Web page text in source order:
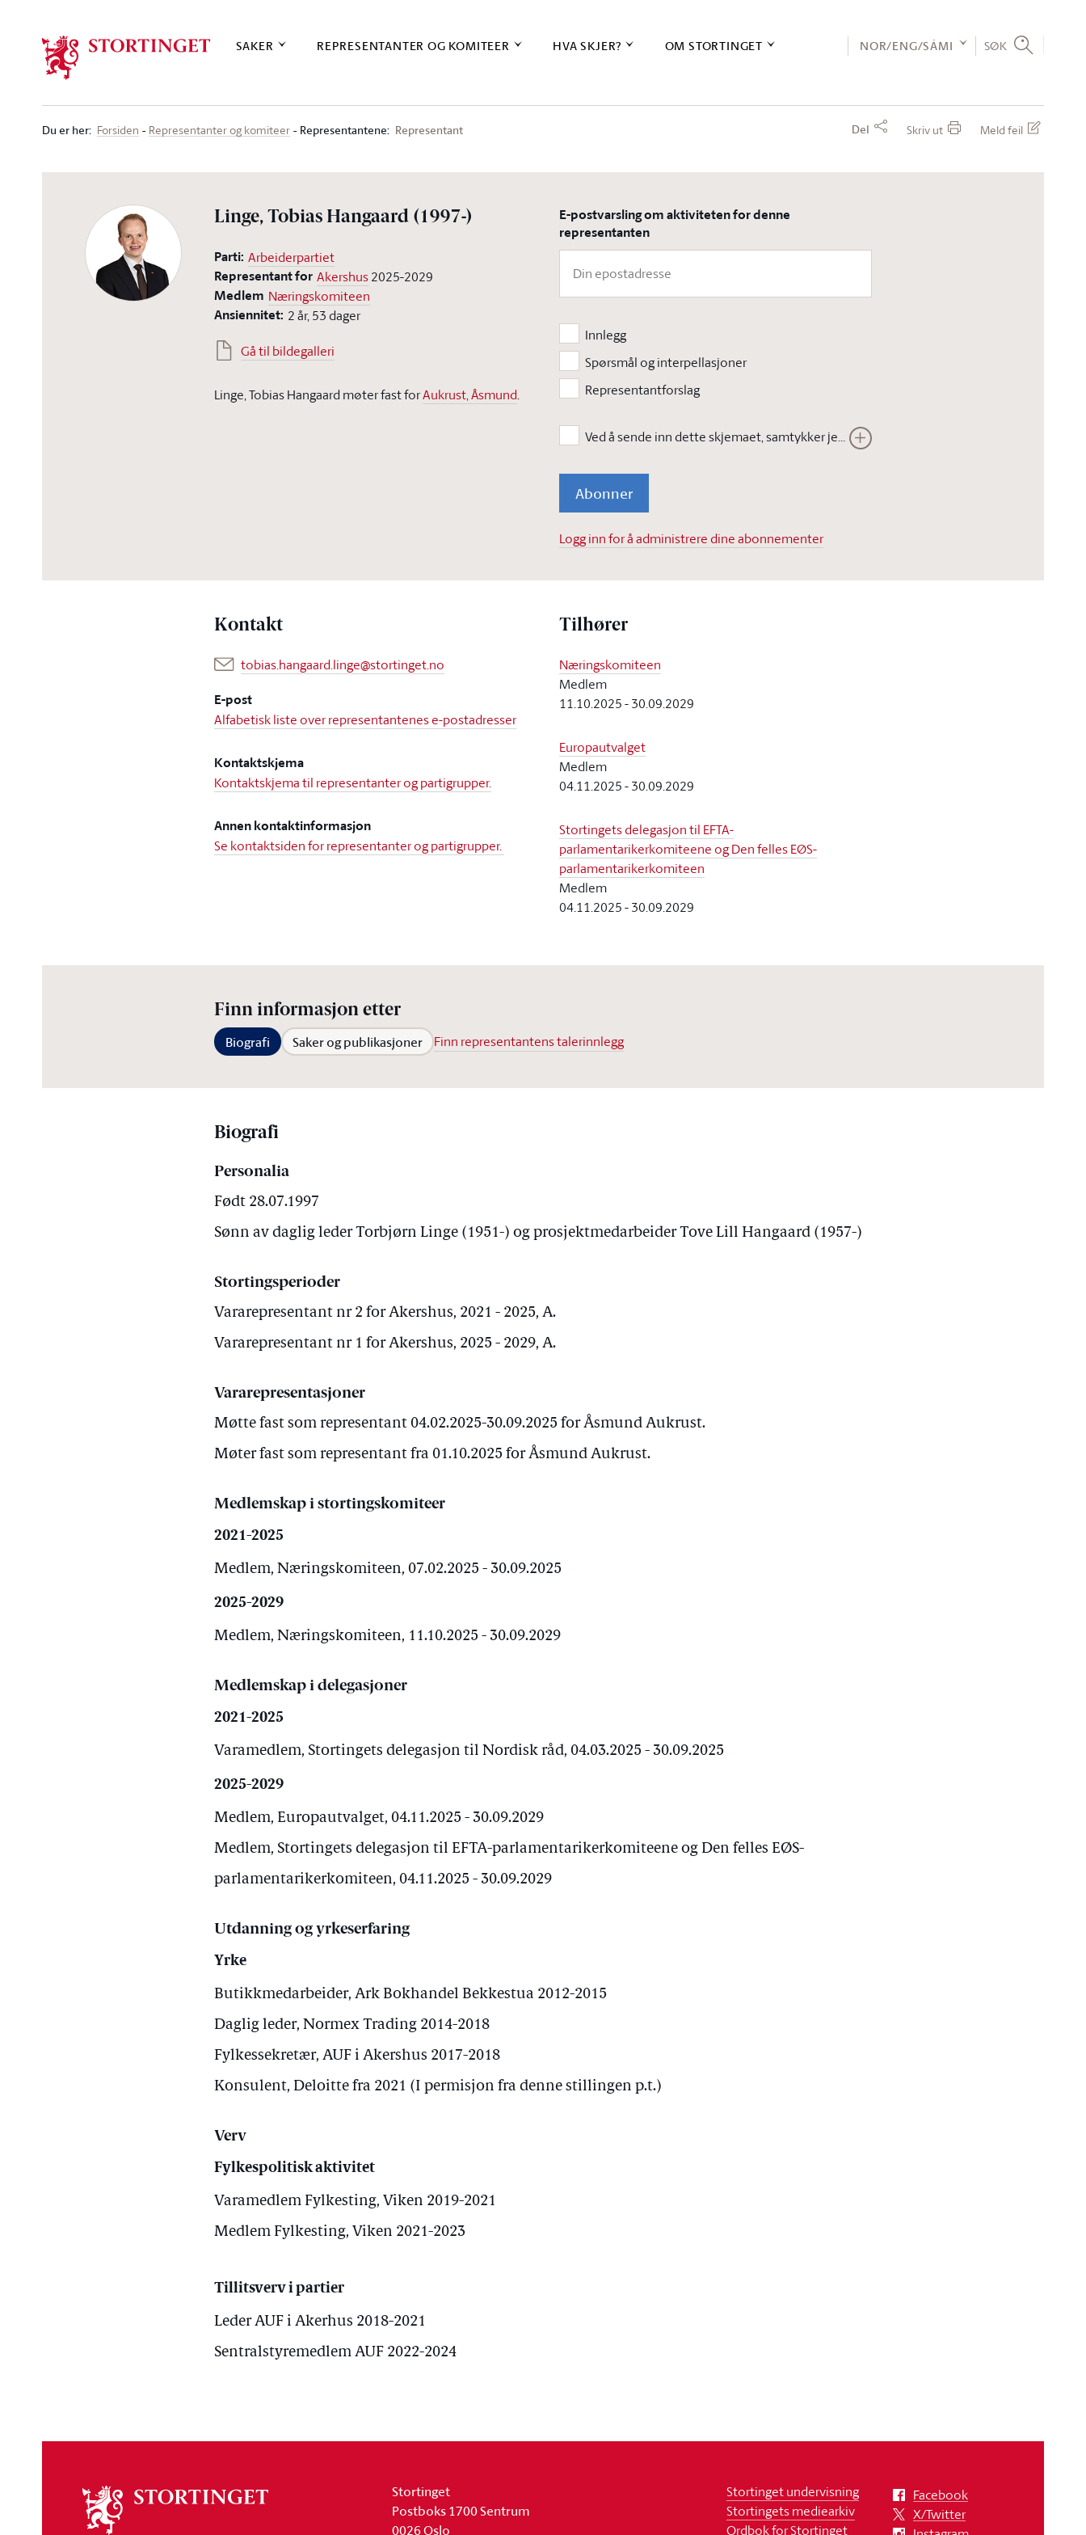
SAKER REPRESENTANTER OG KOMITEER HVA SKJER? OM STORTINGET NOR/ENG/SÁMI SØK
Du er her: Forsiden Representanter og komiteer Representantene: Representant Del Skriv ut Meld feil
Linge, Tobias Hangaard (1997-)
Parti: Arbeiderpartiet
Representant for Akershus2025-2029
Medlem Næringskomiteen
Ansiennitet: 2 år, 53 dager
Gå til bildegalleri
Linge, Tobias Hangaard møter fast forAukrust, Åsmund.
E-postvarsling om aktiviteten for denne
representanten
Innlegg
Spørsmål og interpellasjoner
Representantforslag
Ved å sende inn dette skjemaet, samtykker jeg i at Stortinget kan lagre opplysningene jeg har gitt i skjemaet. Opplysningene vil ikke bli brukt til annet enn å kunne gjennomføre den bestilte tjenesten. Les vår
Abonner
Logg inn for å administrere dine abonnementer
Kontakt
tobias.hangaard.linge@stortinget.no
E-post
Alfabetisk liste over representantenes e-postadresser
Kontaktskjema
Kontaktskjema til representanter og partigrupper.
Annen kontaktinformasjon
Se kontaktsiden for representanter og partigrupper.
Tilhører
Næringskomiteen
Medlem
11.10.2025-30.09.2029
Europautvalget
Medlem
04.11.2025-30.09.2029
Stortingets delegasjon til EFTA-
parlamentarikerkomiteene og Den felles EØS-
parlamentarikerkomiteen
Medlem
04.11.2025-30.09.2029
Finn informasjon etter
Biografi Saker og publikasjoner Finn representantens talerinnlegg
Biografi
Personalia
Født 28.07.1997
Sønn av daglig leder Torbjørn Linge (1951-) og prosjektmedarbeider Tove Lill Hangaard (1957-)
Stortingsperioder
Vararepresentant nr 2 for Akershus, 2021 - 2025, A.
Vararepresentant nr 1 for Akershus, 2025 - 2029, A.
Vararepresentasjoner
Møtte fast som representant 04.02.2025-30.09.2025 for Åsmund Aukrust.
Møter fast som representant fra 01.10.2025 for Åsmund Aukrust.
Medlemskap i stortingskomiteer
2021-2025
Medlem, Næringskomiteen, 07.02.2025 - 30.09.2025
2025-2029
Medlem, Næringskomiteen, 11.10.2025 - 30.09.2029
Medlemskap i delegasjoner
2021-2025
Varamedlem, Stortingets delegasjon til Nordisk råd, 04.03.2025 - 30.09.2025
2025-2029
Medlem, Europautvalget, 04.11.2025 - 30.09.2029
Medlem, Stortingets delegasjon til EFTA-parlamentarikerkomiteene og Den felles EØS-
parlamentarikerkomiteen, 04.11.2025 - 30.09.2029
Utdanning og yrkeserfaring
Yrke
Butikkmedarbeider, Ark Bokhandel Bekkestua 2012-2015
Daglig leder, Normex Trading 2014-2018
Fylkessekretær, AUF i Akershus 2017-2018
Konsulent, Deloitte fra 2021 (I permisjon fra denne stillingen p.t.)
Verv
Fylkespolitisk aktivitet
Varamedlem Fylkesting, Viken 2019-2021
Medlem Fylkesting, Viken 2021-2023
Tillitsverv i partier
Leder AUF i Akerhus 2018-2021
Sentralstyremedlem AUF 2022-2024
stortinget
Stortinget
Postboks 1700 Sentrum
0026 Oslo
Stortinget undervisning
Stortingets mediearkiv
Ordbok for Stortinget
Facebook
X/Twitter